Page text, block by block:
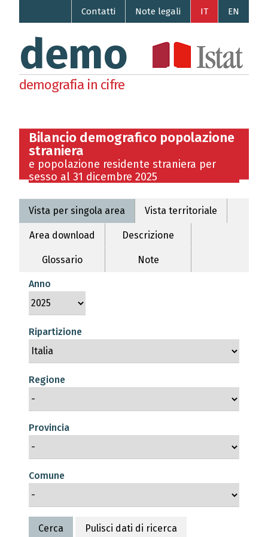
EN
IT
Note legali
Contatti
demo
demografia in cifre
Bilancio demografico popolazione
straniera
e popolazione residente straniera per
sesso al 31 dicembre 2025
Vista per singola area Vista territoriale
Area download Descrizione
Glossario Note
Anno
Ripartizione
Regione
Provincia
Comune